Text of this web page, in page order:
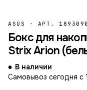
ASUS · АРТ. 1893090
Бокс для
Strix Arion
В наличии
Самовывоз сегодня с